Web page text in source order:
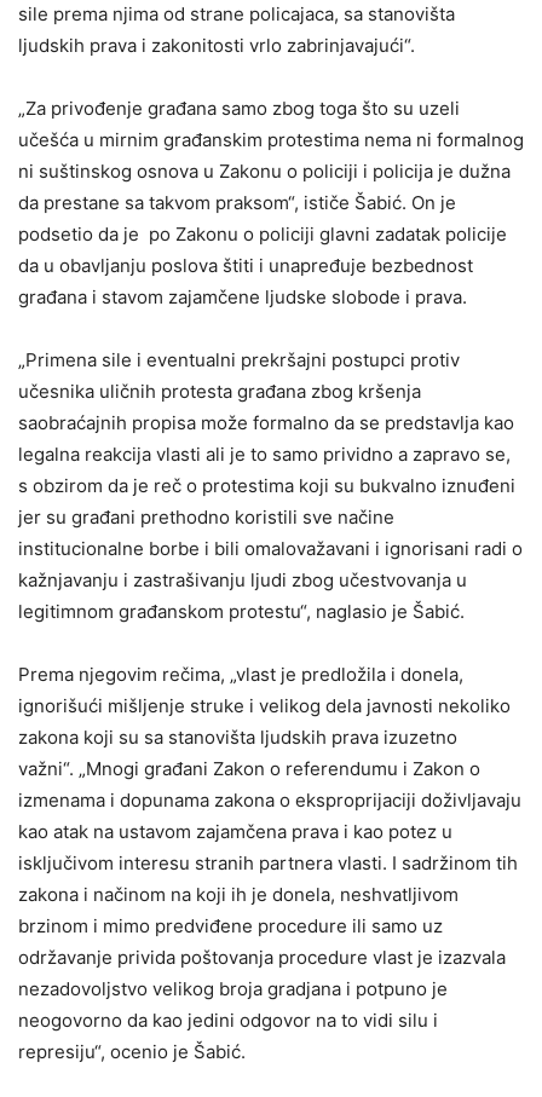
sile prema njima od strane policajaca, sa stanovišta
ljudskih prava i zakonitosti vrlo zabrinjavajući“.
„Za privođenje građana samo zbog toga što su uzeli
učešća u mirnim građanskim protestima nema ni formalnog
ni suštinskog osnova u Zakonu o policiji i policija je dužna
da prestane sa takvom praksom“, ističe Šabić. On je
podsetio da je po Zakonu o policiji glavni zadatak policije
da u obavljanju poslova štiti i unapređuje bezbednost
građana i stavom zajamčene ljudske slobode i prava.
„Primena sile i eventualni prekršajni postupci protiv
učesnika uličnih protesta građana zbog kršenja
saobraćajnih propisa može formalno da se predstavlja kao
legalna reakcija vlasti ali je to samo prividno a zapravo se,
s obzirom da je reč o protestima koji su bukvalno iznuđeni
jer su građani prethodno koristili sve načine
institucionalne borbe i bili omalovažavani i ignorisani radi o
kažnjavanju i zastrašivanju ljudi zbog učestvovanja u
legitimnom građanskom protestu“, naglasio je Šabić.
Prema njegovim rečima, „vlast je predložila i donela,
ignorišući mišljenje struke i velikog dela javnosti nekoliko
zakona koji su sa stanovišta ljudskih prava izuzetno
važni“. „Mnogi građani Zakon o referendumu i Zakon o
izmenama i dopunama zakona o eksproprijaciji doživljavaju
kao atak na ustavom zajamčena prava i kao potez u
isključivom interesu stranih partnera vlasti. I sadržinom tih
zakona i načinom na koji ih je donela, neshvatljivom
brzinom i mimo predviđene procedure ili samo uz
održavanje privida poštovanja procedure vlast je izazvala
nezadovoljstvo velikog broja gradjana i potpuno je
neogovorno da kao jedini odgovor na to vidi silu i
represiju“, ocenio je Šabić.